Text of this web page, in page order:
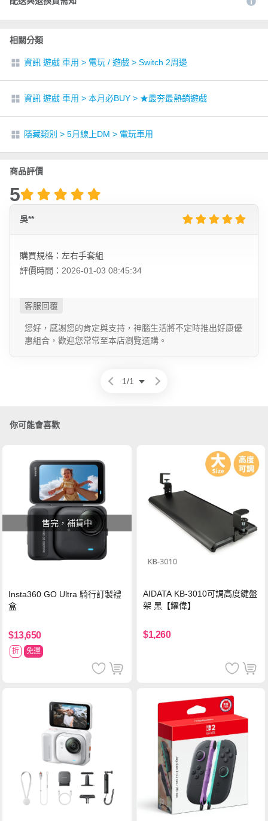
相關分類
資訊 遊戲 車用 > 電玩 / 遊戲 > Switch 2周邊
資訊 遊戲 車用 > 本月必BUY > ★最夯最熱銷遊戲
隱藏類別 > 5月線上DM > 電玩車用
商品評價
5
吳**
購買規格：左右手套組
評價時間：2026-01-03 08:45:34
您好，感謝您的肯定與支持，神腦生活將不定時推出好康優
惠組合，歡迎您常常至本店瀏覽選購。
1/1
你可能會喜歡
售完，補貨中
Insta360 GO Ultra 騎行訂製禮
盒
$13,650
折 免運
AIDATA KB-3010可調高度鍵盤
架 黑【耀偉】
$1,260